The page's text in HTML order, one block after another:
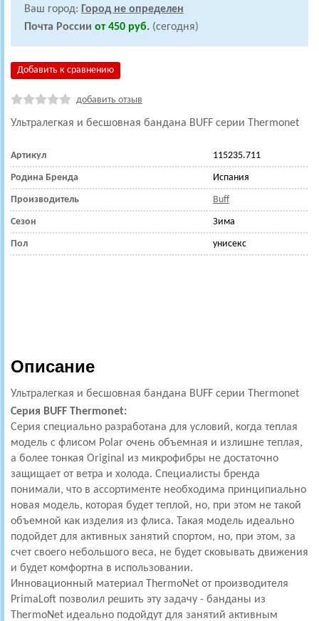
Ваш город: Город не определен
Почта России от 450 руб. (сегодня)
Добавить к сравнению
добавить отзыв
Ультралегкая и бесшовная бандана BUFF серии Thermonet
Артикул 115235.711
Родина Бренда Испания
Производитель Buff
Сезон Зима
Пол унисекс
Описание
Ультралегкая и бесшовная бандана BUFF серии Thermonet
Серия BUFF Thermonet:
Серия специально разработана для условий, когда теплая
модель с флисом Polar очень объемная и излишне теплая,
а более тонкая Original из микрофибры не достаточно
защищает от ветра и холода. Специалисты бренда
понимали, что в ассортименте необходима принципиально
новая модель, которая будет теплой, но, при этом не такой
объемной как изделия из флиса. Такая модель идеально
подойдет для активных занятий спортом, но, при этом, за
счет своего небольшого веса, не будет сковывать движения
и будет комфортна в использовании.
Инновационный материал ThermoNet от производителя
PrimaLoft позволил решить эту задачу - банданы из
ThermoNet идеально подойдут для занятий активным